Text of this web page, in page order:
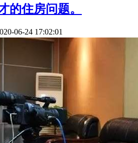
的住房问题。
06-24 17:02:01